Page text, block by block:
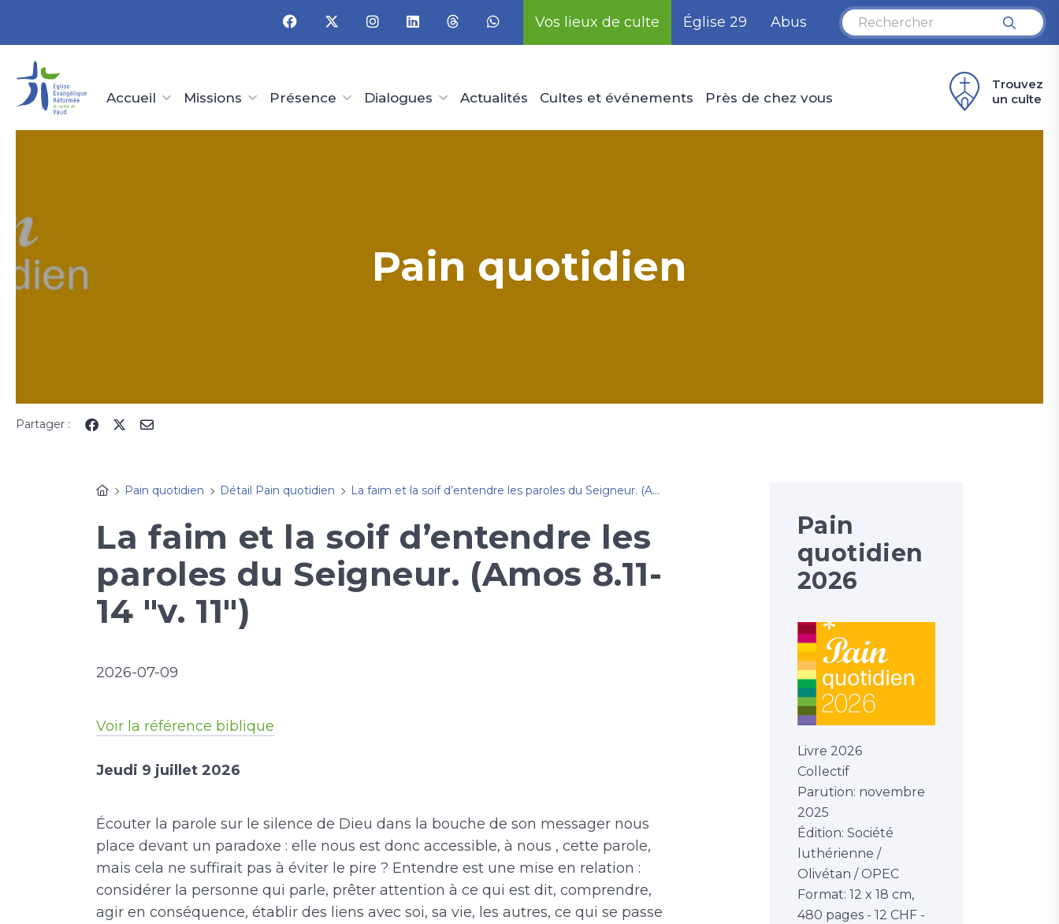
Vos lieux de culte Église 29 Abus
Accueil Missions Présence Dialogues Actualités Cultes et événements Près de chez vous
Trouvez
un culte
Pain quotidien
Partager :
Pain quotidien Détail Pain quotidien La faim et la soif d’entendre les paroles du Seigneur. (Amos 8.11-14 "v. 11")
La faim et la soif d’entendre les
paroles du Seigneur. (Amos 8.11-
14 "v. 11")
2026-07-09
Voir la référence biblique
Jeudi 9 juillet 2026
Écouter la parole sur le silence de Dieu dans la bouche de son messager nous
place devant un paradoxe : elle nous est donc accessible, à nous , cette parole,
mais cela ne suffirait pas à éviter le pire ? Entendre est une mise en relation :
considérer la personne qui parle, prêter attention à ce qui est dit, comprendre,
agir en conséquence, établir des liens avec soi, sa vie, les autres, ce qui se passe
Pain
quotidien
2026
Livre 2026
Collectif
Parution: novembre
2025
Édition: Société
luthérienne /
Olivétan / OPEC
Format: 12 x 18 cm,
480 pages - 12 CHF -